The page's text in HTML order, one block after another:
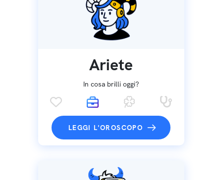
Ariete
In cosa brilli oggi?
LEGGI L'OROSCOPO